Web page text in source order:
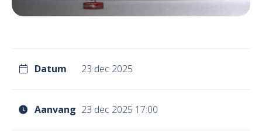
Datum 23 dec 2025
Aanvang 23 dec 2025 17:00